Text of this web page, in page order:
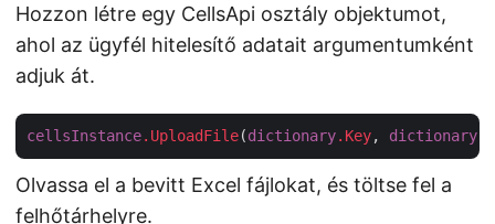
Hozzon létre egy CellsApi osztály objektumot,
ahol az ügyfél hitelesítő adatait argumentumként
adjuk át.
cellsInstance.UploadFile(dictionary.Key, dictionary
Olvassa el a bevitt Excel fájlokat, és töltse fel a
felhőtárhelyre.